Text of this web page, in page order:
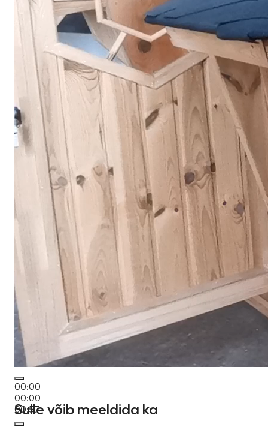
00:00
00:00
00:57
Sulle võib meeldida ka